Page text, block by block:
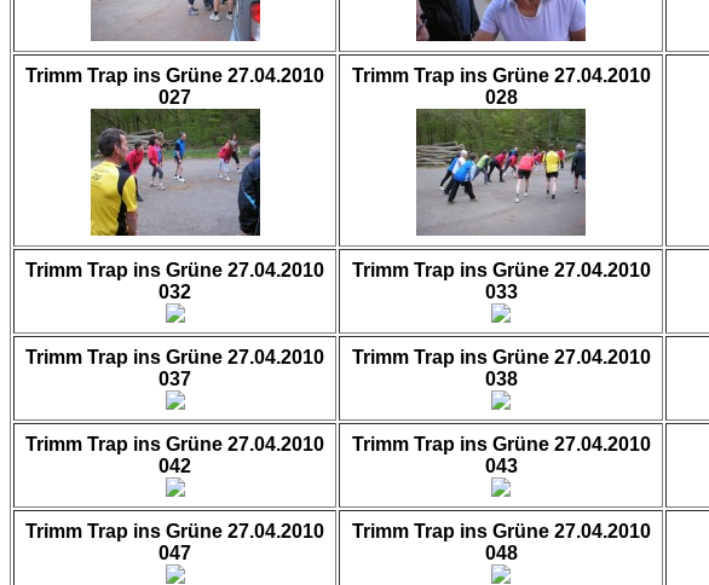
Trimm Trap ins Grüne 27.04.2010
027
Trimm Trap ins Grüne 27.04.2010
028
Trimm Trap ins Grüne 27.04.2010
032
Trimm Trap ins Grüne 27.04.2010
033
Trimm Trap ins Grüne 27.04.2010
037
Trimm Trap ins Grüne 27.04.2010
038
Trimm Trap ins Grüne 27.04.2010
042
Trimm Trap ins Grüne 27.04.2010
043
Trimm Trap ins Grüne 27.04.2010
047
Trimm Trap ins Grüne 27.04.2010
048